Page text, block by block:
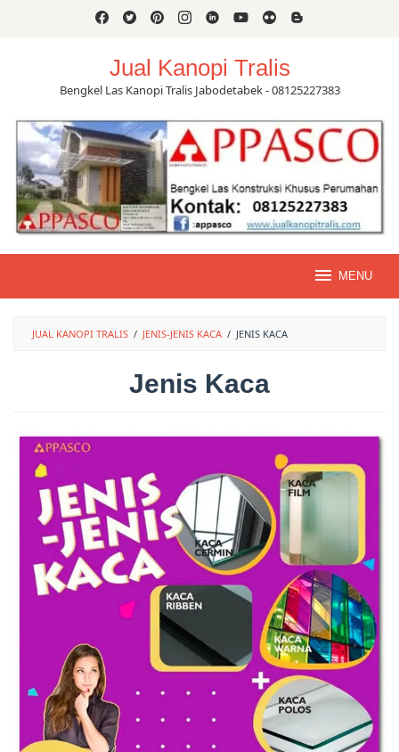
Jual Kanopi Tralis
Bengkel Las Kanopi Tralis Jabodetabek - 08125227383
MENU
JUAL KANOPI TRALIS / JENIS-JENIS KACA / JENIS KACA
Jenis Kaca